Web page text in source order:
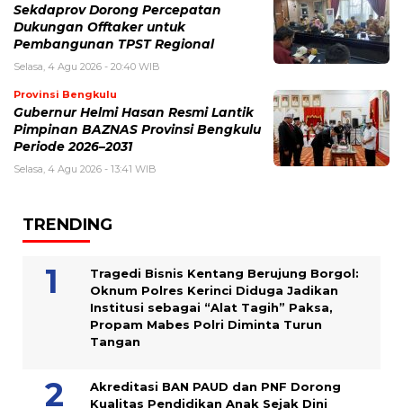
Sekdaprov Dorong Percepatan
Dukungan Offtaker untuk
Pembangunan TPST Regional
Selasa, 4 Agu 2026 - 20:40 WIB
Provinsi Bengkulu
Gubernur Helmi Hasan Resmi Lantik
Pimpinan BAZNAS Provinsi Bengkulu
Periode 2026–2031
Selasa, 4 Agu 2026 - 13:41 WIB
TRENDING
Tragedi Bisnis Kentang Berujung Borgol:
Oknum Polres Kerinci Diduga Jadikan
Institusi sebagai “Alat Tagih” Paksa,
Propam Mabes Polri Diminta Turun
Tangan
Akreditasi BAN PAUD dan PNF Dorong
Kualitas Pendidikan Anak Sejak Dini